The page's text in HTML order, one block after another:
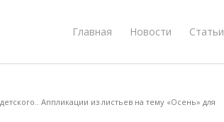
Главная Новости Статьи
Аппликации из листьев на тему «Осень» для